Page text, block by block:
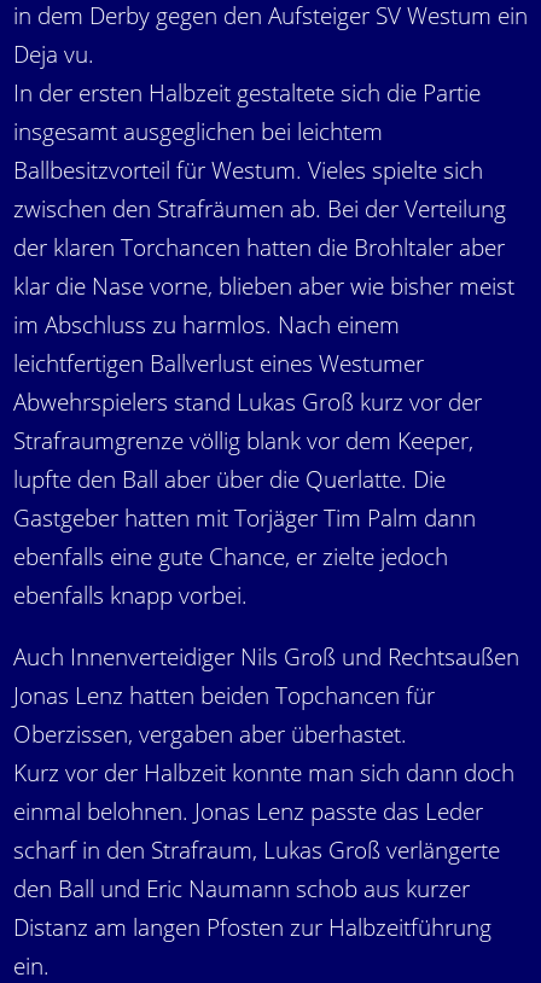
in dem Derby gegen den Aufsteiger SV Westum ein
Deja vu.
In der ersten Halbzeit gestaltete sich die Partie
insgesamt ausgeglichen bei leichtem
Ballbesitzvorteil für Westum. Vieles spielte sich
zwischen den Strafräumen ab. Bei der Verteilung
der klaren Torchancen hatten die Brohltaler aber
klar die Nase vorne, blieben aber wie bisher meist
im Abschluss zu harmlos. Nach einem
leichtfertigen Ballverlust eines Westumer
Abwehrspielers stand Lukas Groß kurz vor der
Strafraumgrenze völlig blank vor dem Keeper,
lupfte den Ball aber über die Querlatte. Die
Gastgeber hatten mit Torjäger Tim Palm dann
ebenfalls eine gute Chance, er zielte jedoch
ebenfalls knapp vorbei.
Auch Innenverteidiger Nils Groß und Rechtsaußen
Jonas Lenz hatten beiden Topchancen für
Oberzissen, vergaben aber überhastet.
Kurz vor der Halbzeit konnte man sich dann doch
einmal belohnen. Jonas Lenz passte das Leder
scharf in den Strafraum, Lukas Groß verlängerte
den Ball und Eric Naumann schob aus kurzer
Distanz am langen Pfosten zur Halbzeitführung
ein.